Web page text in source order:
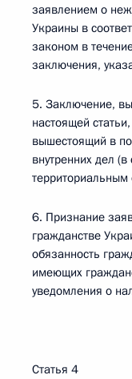
заявлением о
Украины в
законом в
заключения,
5. Заключение,
настоящей
вышестоящий в
внутренних дел
территориальным
6. Признание
гражданстве
обязанность
имеющих
уведомления о
Статья 4